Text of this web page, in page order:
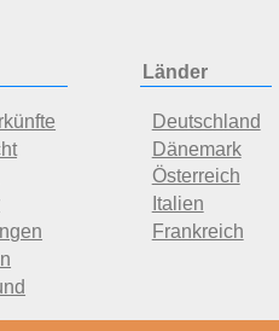
Länder
Deutschland
Dänemark
Österreich
Italien
Frankreich